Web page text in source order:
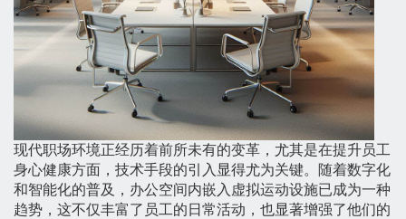
现代职场环境正经历着前所未有的变革，尤其是在提升员工
身心健康方面，技术手段的引入显得尤为关键。随着数字化
和智能化的普及，办公空间内嵌入虚拟运动设施已成为一种
趋势，这不仅丰富了员工的日常活动，也显著增强了他们的